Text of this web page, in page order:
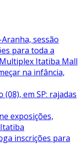
sessão
para toda a
Itatiba Mall
na infância,
em SP: rajadas
exposições,
inscrições para